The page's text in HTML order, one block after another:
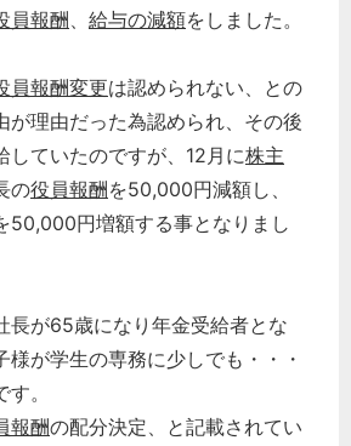
員報酬、 給与の減額をしました。
員報酬変更は認められない、との
が理由だった為認められ、その後
していたのですが、12月に株主
の役員報酬を50,000円減額し、
50,000円増額する事となりまし
長が65歳になり年金受給者とな
様が学生の専務に少しでも・・・
。
報酬の配分決定、と記載されてい